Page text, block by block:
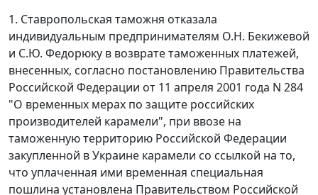
1. Ставропольская таможня отказала
индивидуальным предпринимателям О.Н. Бекижевой
и С.Ю. Федорюку в возврате таможенных платежей,
внесенных, согласно постановлению Правительства
Российской Федерации от 11 апреля 2001 года N 284
"О временных мерах по защите российских
производителей карамели", при ввозе на
таможенную территорию Российской Федерации
закупленной в Украине карамели со ссылкой на то,
что уплаченная ими временная специальная
пошлина установлена Правительством Российской